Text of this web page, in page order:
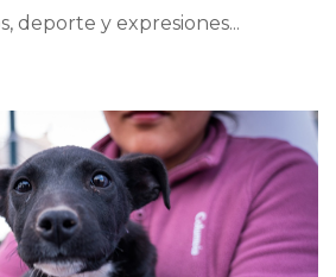
deporte y expresiones...